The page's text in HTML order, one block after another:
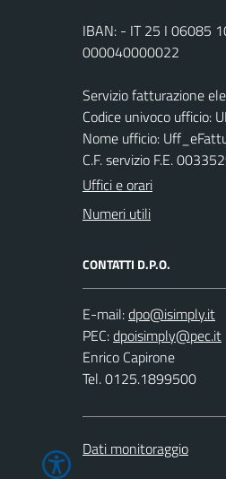
IBAN: - IT 25 I 06085
000040000022
Servizio fatturazione
Codice univoco ufficio:
Nome ufficio:
C.F. servizio F.E.
Uffici e orari
Numeri utili
CONTATTI D.P.O.
E-mail:
PEC:
Enrico Capirone
Tel. 0125.1899500
Dati monitoraggio